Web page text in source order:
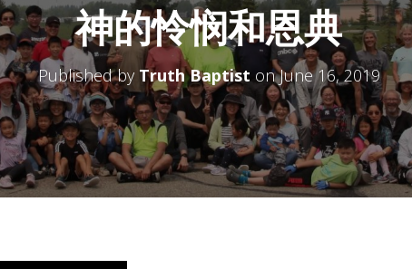
神的怜悯和恩典
Published by Truth Baptist onJune 16, 2019